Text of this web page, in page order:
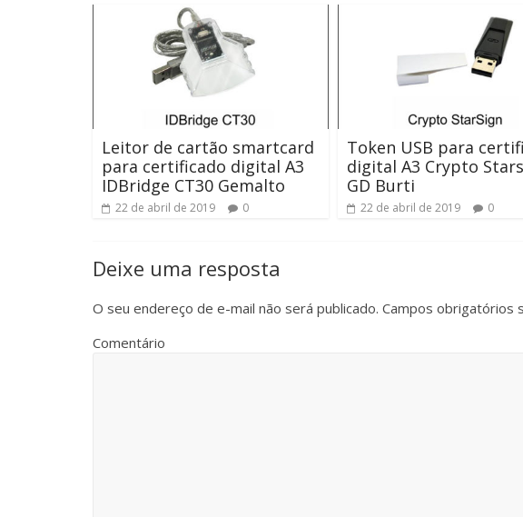
Leitor de cartão smartcard
para certificado digital A3
IDBridge CT30 Gemalto
22 de abril de 2019 0
Token USB para
digital A3 Crypto
GD Burti
22 de abril de 2019 0
Deixe uma resposta
O seu endereço de e-mail não será publicado. Campos obrigatórios
Comentário